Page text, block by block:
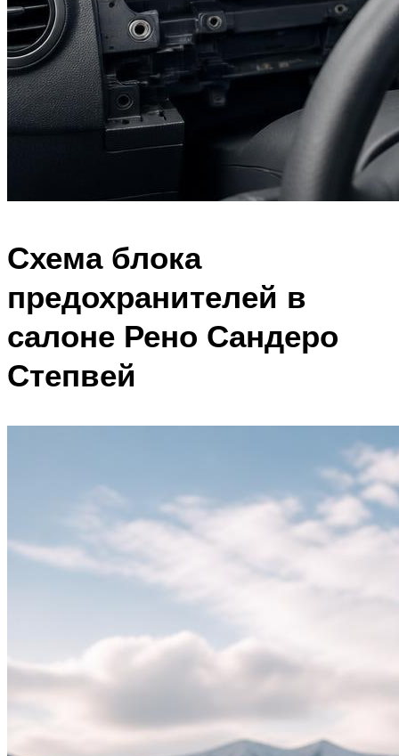
Схема блока
предохранителей в
салоне Рено Сандеро
Степвей